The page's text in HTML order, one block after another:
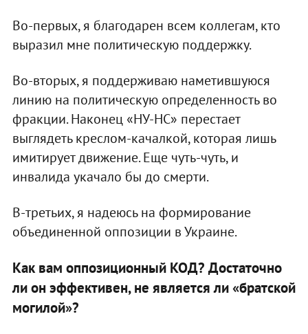
Во-первых, я благодарен всем коллегам, кто
выразил мне политическую поддержку.
Во-вторых, я поддерживаю наметившуюся
линию на политическую определенность во
фракции. Наконец «НУ-НС» перестает
выглядеть креслом-качалкой, которая лишь
имитирует движение. Еще чуть-чуть, и
инвалида укачало бы до смерти.
В-третьих, я надеюсь на формирование
объединенной оппозиции в Украине.
Как вам оппозиционный КОД? Достаточно
ли он эффективен, не является ли «братской
могилой»?